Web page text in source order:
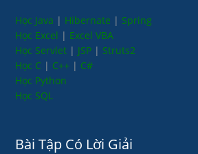
Học Java | Hibernate | Spring
Học Excel | Excel VBA
Học Servlet | JSP | Struts2
Học C | C++ | C#
Học Python
Học SQL
Bài Tập Có Lời Giải